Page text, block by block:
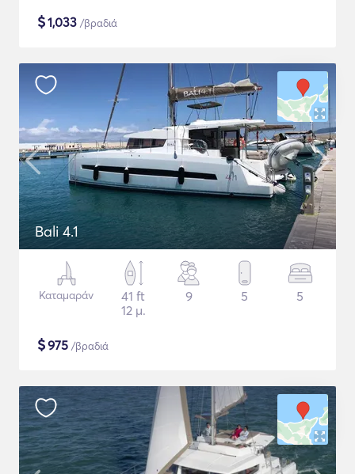
$1,033 /βραδιά
Bali 4.1
Καταμαράν
41 ft
12 μ.
9 5 5
$975 /βραδιά